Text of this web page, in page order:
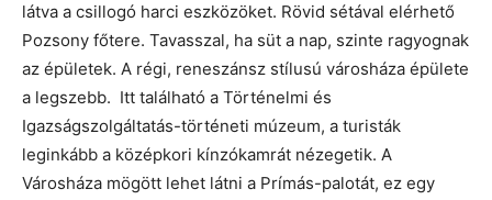
látva a csillogó harci eszközöket. Rövid sétával elérhető
Pozsony főtere. Tavasszal, ha süt a nap, szinte ragyognak
az épületek. A régi, reneszánsz stílusú városháza épülete
a legszebb. Itt található a Történelmi és
Igazságszolgáltatás-történeti múzeum, a turisták
leginkább a középkori kínzókamrát nézegetik. A
Városháza mögött lehet látni a Prímás-palotát, ez egy